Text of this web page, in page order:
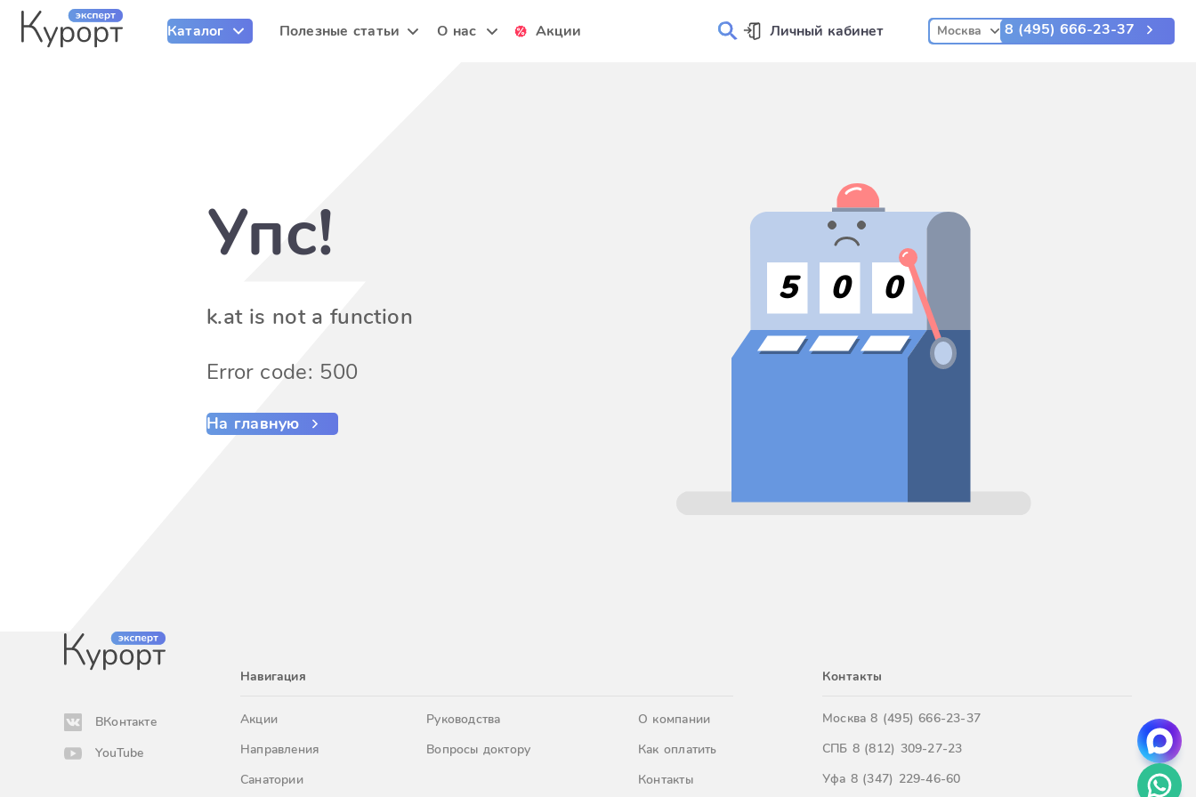
Каталог Полезные статьи О нас Акции Личный кабинет Москва 8 (495) 666-23-37
Упс!
k.at is not a function
Error code: 500
На главную
5 0 0
ВКонтакте
YouTube
Навигация
Акции
Направления
Санатории
Руководства
Вопросы доктору
О компании
Как оплатить
Контакты
Контакты
Москва8 (495) 666-23-37
СПБ 8 (812) 309-27-23
Уфа 8 (347) 229-46-60